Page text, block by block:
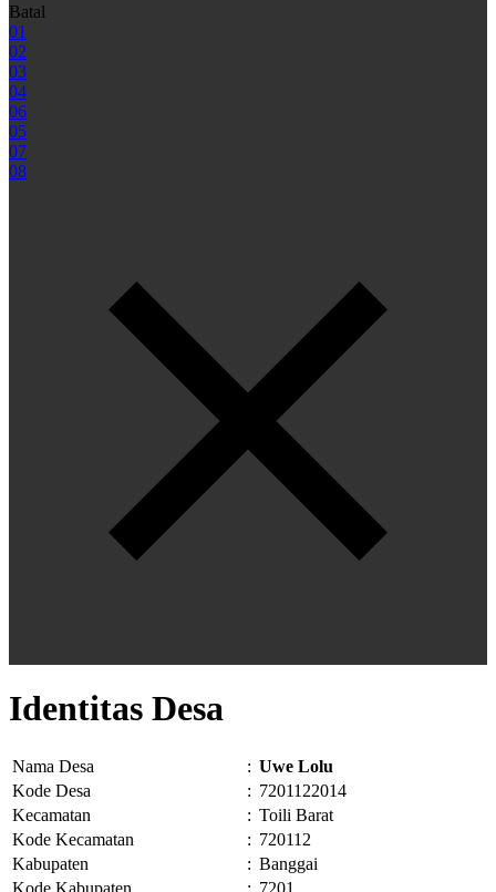
Batal
01
02
03
04
06
05
07
08
Identitas Desa
Nama Desa : Uwe Lolu
Kode Desa
: 7201122014
Kecamatan
: Toili Barat
Kode Kecamatan
: 720112
Kabupaten
: Banggai
Kode Kabupaten
: 7201